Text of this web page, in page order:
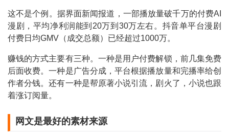
这不是个例。据界面新闻报道，一部播放量破千万的付费AI
漫剧，平均净利润能到20万到30万左右。抖音单平台漫剧
付费日均GMV（成交总额）已经超过1000万。
赚钱的方式主要有三种。一种是用户付费解锁，前几集免费
后面收费。一种是广告分成，平台根据播放量和完播率给创
作者分钱。还有一种是帮原著小说引流，剧火了，小说也跟
着涨订阅量。
网文是最好的素材来源